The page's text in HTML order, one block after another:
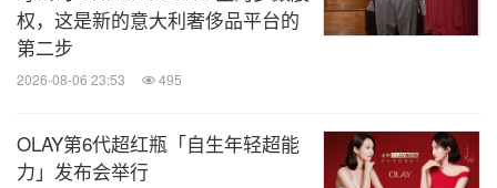
嘉宾进入工厂内部进行参观（2）
如果说工厂投产是硬实力的亮相，那么同期举行的集
权，这是新的意大利奢侈品平台的
第二步
2026-08-06 23:53 495
OLAY第6代超红瓶「自生年轻超能
力」发布会举行